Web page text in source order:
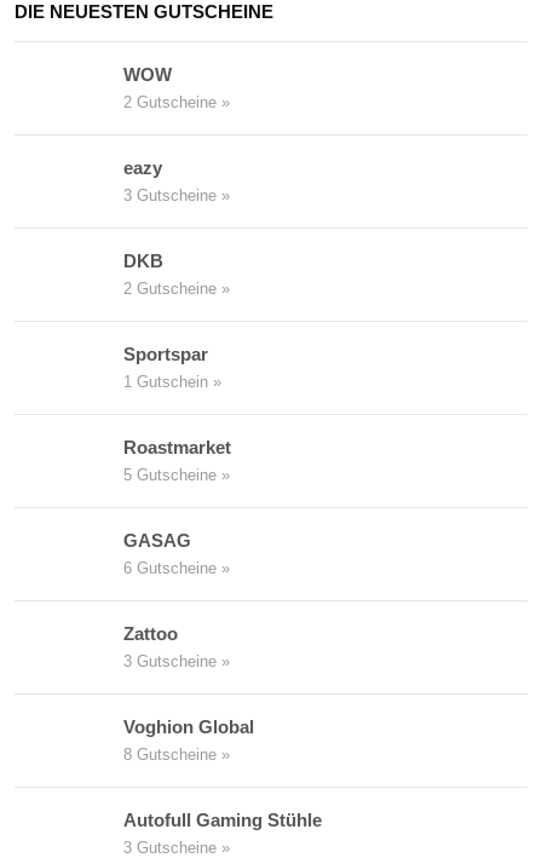
DIE NEUESTEN GUTSCHEINE
WOW
2 Gutscheine »
eazy
3 Gutscheine »
DKB
2 Gutscheine »
Sportspar
1 Gutschein »
Roastmarket
5 Gutscheine »
GASAG
6 Gutscheine »
Zattoo
3 Gutscheine »
Voghion Global
8 Gutscheine »
Autofull Gaming Stühle
3 Gutscheine »